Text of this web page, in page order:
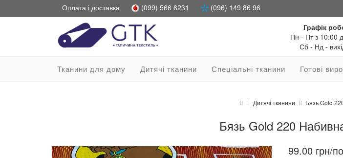
Оплата і доставка (099) 566 6231 (096) 149 86 96
Графік
Пн - Пт з 10:00
Сб - Нд -
Тканини для дому Дитячі тканини Спеціальні тканини Готові
Дитячі тканини Бязь Gold
Бязь Gold 220
99.00 грн/